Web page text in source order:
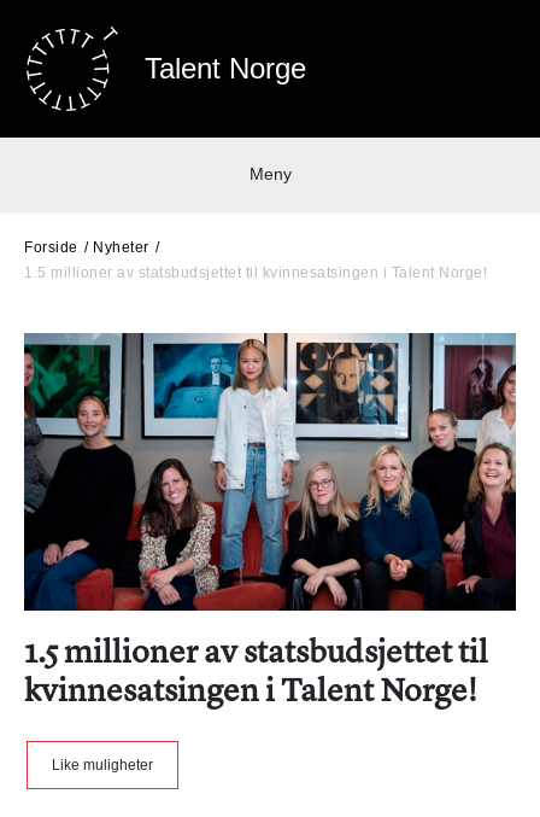
Talent Norge
Meny
Forside
Nyheter
1.5 millioner av statsbudsjettet til kvinnesatsingen i Talent Norge!
1.5 millioner av statsbudsjettet til
kvinnesatsingen i Talent Norge!
Like muligheter